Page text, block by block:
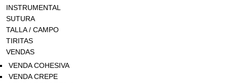
INSTRUMENTAL
SUTURA
TALLA / CAMPO
TIRITAS
VENDAS
VENDA COHESIVA
VENDA CREPE